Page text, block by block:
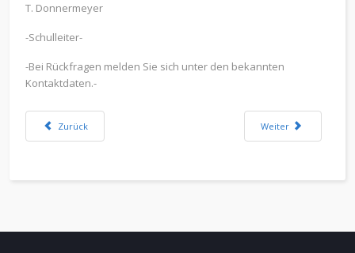
T. Donnermeyer
-Schulleiter-
-Bei Rückfragen melden Sie sich unter den bekannten
Kontaktdaten.-
Vorheriger Beitrag: Aktuelle Informationen für den Schulbetrieb
Zurück Nächster Beitrag:
Weiter